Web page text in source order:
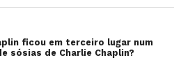
ficou em terceiro lugar num
sósias de Charlie Chaplin?